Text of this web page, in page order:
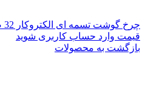
چرخ گوشت تسمه ای الکتروکار 32 ضامن جلو EC-16
قیمت وارد حساب کاربری شوید
بازگشت به محصولات